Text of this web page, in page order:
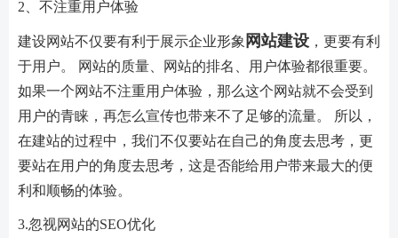
2、不注重用户体验
建设网站不仅要有利于展示企业形象 网站建设 ，更要有利
于用户。 网站的质量、网站的排名、用户体验都很重要。
如果一个网站不注重用户体验，那么这个网站就不会受到
用户的青睐，再怎么宣传也带来不了足够的流量。 所以，
在建站的过程中，我们不仅要站在自己的角度去思考，更
要站在用户的角度去思考，这是否能给用户带来最大的便
利和顺畅的体验。
3.忽视网站的SEO优化